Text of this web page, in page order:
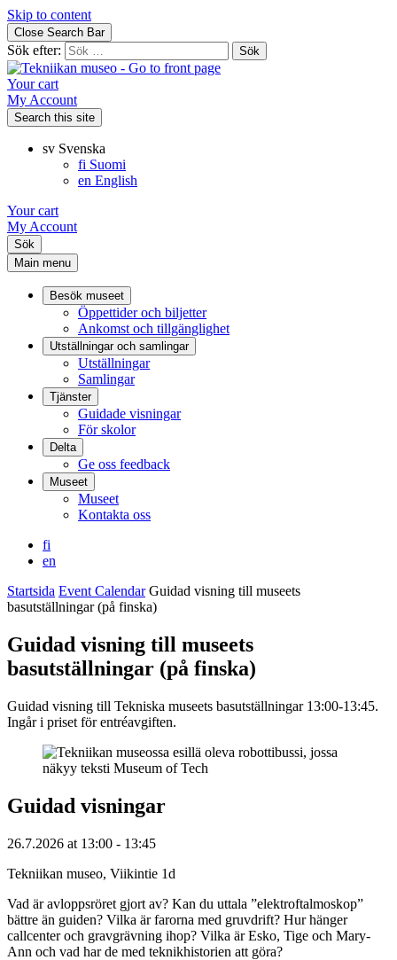
Skip to content
Close Search Bar
Sök efter:
Your cart
My Account
Search this site
sv Svenska
fi Suomi
en English
Your cart
My Account
Sök
Main menu
Besök museet
Öppettider och biljetter
Ankomst och tillgänglighet
Utställningar och samlingar
Utställningar
Samlingar
Tjänster
Guidade visningar
För skolor
Delta
Ge oss feedback
Museet
Museet
Kontakta oss
fi
en
Startsida Event Calendar Guidad visning till museets
basutställningar (på finska)
Guidad visning till museets
basutställningar (på finska)
Guidad visning till Tekniska museets basutställningar 13:00-13:45.
Ingår i priset för entréavgiften.
Guidad visningar
26.7.2026 at 13:00 - 13:45
Tekniikan museo, Viikintie 1d
Vad är avloppsröret gjort av? Kan du uttala ”elektroftalmoskop”
bättre än guiden? Vilka är farorna med gruvdrift? Hur hänger
callcenter och gravgrävning ihop? Vilka är Esko, Tige och Mary-
Ann och vad har de med teknikhistorien att göra?